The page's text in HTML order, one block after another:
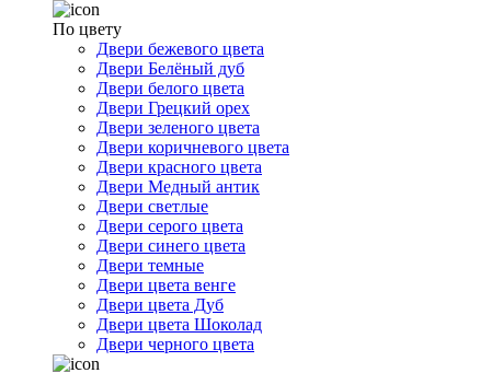
По цвету
Двери бежевого цвета
Двери Белёный дуб
Двери белого цвета
Двери Грецкий орех
Двери зеленого цвета
Двери коричневого цвета
Двери красного цвета
Двери Медный антик
Двери светлые
Двери серого цвета
Двери синего цвета
Двери темные
Двери цвета венге
Двери цвета Дуб
Двери цвета Шоколад
Двери черного цвета